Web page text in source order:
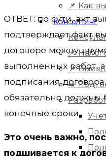
📌 Как
Консалтинг
📌
📌
➡️
ОТВЕТ: по сути, акт
подтверждает факт
договоре между
выполненных работ,
подписания
обязательно должны
конечные сроки.
Это очень важно,
подшивается к